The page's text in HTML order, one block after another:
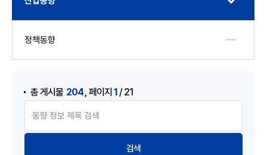
정책동향
총 게시물 204 ,페이지1/ 21